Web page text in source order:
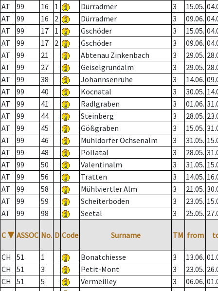
AT
99 16 1 Dürradmer 3 15.05.
AT
99 16 2 Dürradmer 3 09.06.
AT
99 17 1 Gschöder 3 15.05.
AT
99 17 2 Gschöder 3 09.06.
AT
99 21 Abtenau Zinkenbach 3 29.05.
AT
99 27 Geiselgrundalm 3 29.05.
AT
99 38 Johannsenruhe 3 14.06.
AT
99 40 Kocnatal 3 30.05.
AT
99 41 Radlgraben 3 01.06.
AT
99 44 Steinberg 3 28.05.
AT
99 45 Gößgraben 3 15.05.
AT
99 46 Mühldorfer Ochsenalm 3 31.05.
AT
99 48 Pöllatal 3 28.05.
AT
99 50 Valentinalm 3 31.05.
AT
99 56 Tratten 3 14.05.
AT
99 58 Mühlviertler Alm 3 21.05.
AT
99 59 Scheiterboden 3 23.05.
AT
99 98 Seetal 3 25.05.
C ▼ ASSOC No. D Code Surname TM from
CH 51 1 Bonatchiesse 3 13.06.
CH
51 3 Petit-Mont 3 23.05.
CH
51 5 Vermeilley 3 06.06.